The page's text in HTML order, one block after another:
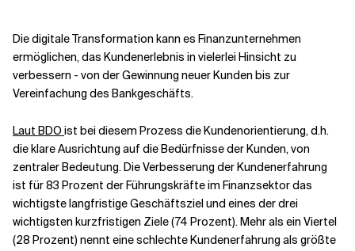
Die digitale Transformation kann es Finanzunternehmen
ermöglichen, das Kundenerlebnis in vielerlei Hinsicht zu
verbessern - von der Gewinnung neuer Kunden bis zur
Vereinfachung des Bankgeschäfts.
Laut BDO ist bei diesem Prozess die Kundenorientierung, d.h.
die klare Ausrichtung auf die Bedürfnisse der Kunden, von
zentraler Bedeutung. Die Verbesserung der Kundenerfahrung
ist für 83 Prozent der Führungskräfte im Finanzsektor das
wichtigste langfristige Geschäftsziel und eines der drei
wichtigsten kurzfristigen Ziele (74 Prozent). Mehr als ein Viertel
(28 Prozent) nennt eine schlechte Kundenerfahrung als größte